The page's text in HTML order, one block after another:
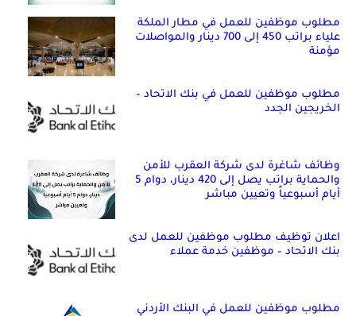
مطلوب موظفين للعمل في مطار الملكة
علياء براتب 450 إلى 700 دينار والمواصلات
مؤمنة
مطلوب موظفين للعمل في بنك الاتحاد –
الخريجين الجدد
وظائف شاغرة لدى شركة العقرب للأمن
والحماية براتب يصل إلى 420 دينار، دوام 5
أيام أسبوعياً وتعيين مباشر
اعلان توظيف مطلوب موظفين للعمل لدى
بنك الاتحاد – موظفين خدمة عملاء
مطلوب موظفين للعمل في البنك الأردني